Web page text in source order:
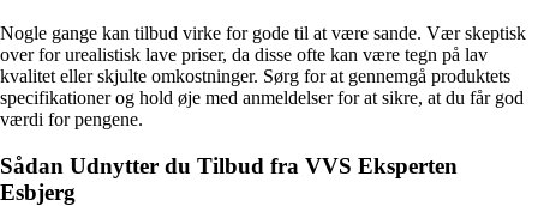
Nogle gange kan tilbud virke for gode til at være sande. Vær skeptisk
over for urealistisk lave priser, da disse ofte kan være tegn på lav
kvalitet eller skjulte omkostninger. Sørg for at gennemgå produktets
specifikationer og hold øje med anmeldelser for at sikre, at du får god
værdi for pengene.
Sådan Udnytter du Tilbud fra VVS Eksperten
Esbjerg